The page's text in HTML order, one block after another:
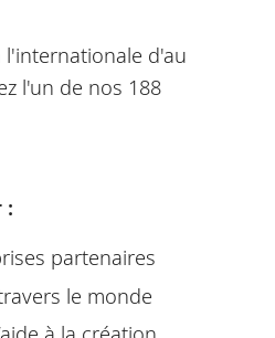
d'au
l'un de nos 188
:
partenaires
le monde